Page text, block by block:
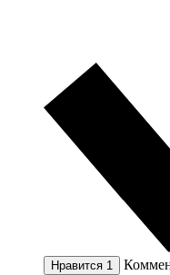
Нравится 1